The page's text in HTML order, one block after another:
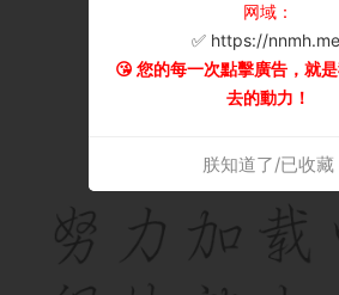
网域：
✅ https://
😘 您的每一次點擊廣告，就
去的動力！
朕知道了/已收藏